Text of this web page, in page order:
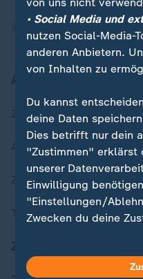
Zuletzt veröffentlicht
Aktuelle Sendungs-
ZDFheute Stories
Themen im Überblick
• Social Media und
nutzen Social-Media-
anderen Anbietern.
von Inhalten zu
Du kannst
deine Daten
Dies betrifft nur dein
"Zustimmen" erklärst
unserer
Einwilligung
"Einstellungen/
Zwecken du deine
in deinen